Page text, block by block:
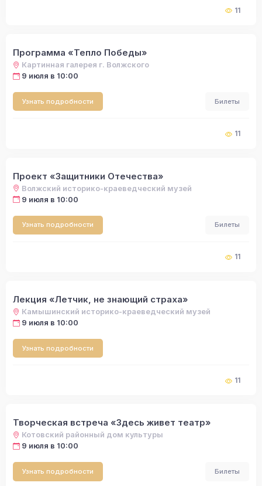
11
Программа «Тепло Победы»
Картинная галерея г. Волжского
9 июля в 10:00
Узнать подробности Билеты
11
Проект «Защитники Отечества»
Волжский историко-краеведческий музей
9 июля в 10:00
Узнать подробности Билеты
11
Лекция «Летчик, не знающий страха»
Камышинский историко-краеведческий музей
9 июля в 10:00
Узнать подробности
11
Творческая встреча «Здесь живет театр»
Котовский районный дом культуры
9 июля в 10:00
Узнать подробности Билеты